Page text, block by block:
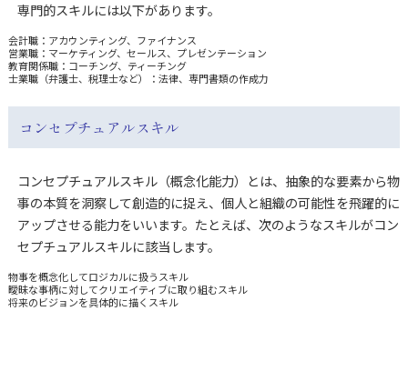
専門的スキルには以下があります。
会計職：アカウンティング、ファイナンス
営業職：マーケティング、セールス、プレゼンテーション
教育関係職：コーチング、ティーチング
士業職（弁護士、税理士など）：法律、専門書類の作成力
コンセプチュアルスキル
コンセプチュアルスキル（概念化能力）とは、抽象的な要素から物
事の本質を洞察して創造的に捉え、個人と組織の可能性を飛躍的に
アップさせる能力をいいます。たとえば、次のようなスキルがコン
セプチュアルスキルに該当します。
物事を概念化してロジカルに扱うスキル
曖昧な事柄に対してクリエイティブに取り組むスキル
将来のビジョンを具体的に描くスキル